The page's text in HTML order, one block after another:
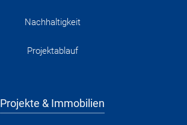
Nachhaltigkeit
Projektablauf
Projekte & Immobilien